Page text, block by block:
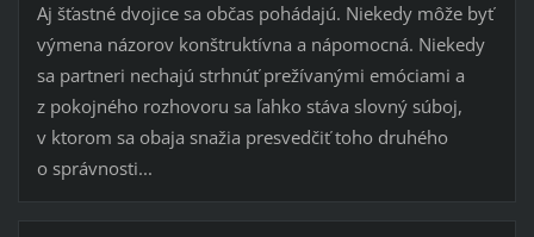
Aj šťastné dvojice sa občas pohádajú. Niekedy môže byť
výmena názorov konštruktívna a nápomocná. Niekedy
sa partneri nechajú strhnúť prežívanými emóciami a
z pokojného rozhovoru sa ľahko stáva slovný súboj,
v ktorom sa obaja snažia presvedčiť toho druhého
o správnosti...